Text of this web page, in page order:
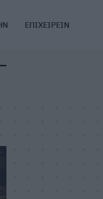
ΕΠΙΧΕΙΡΕΙΝ